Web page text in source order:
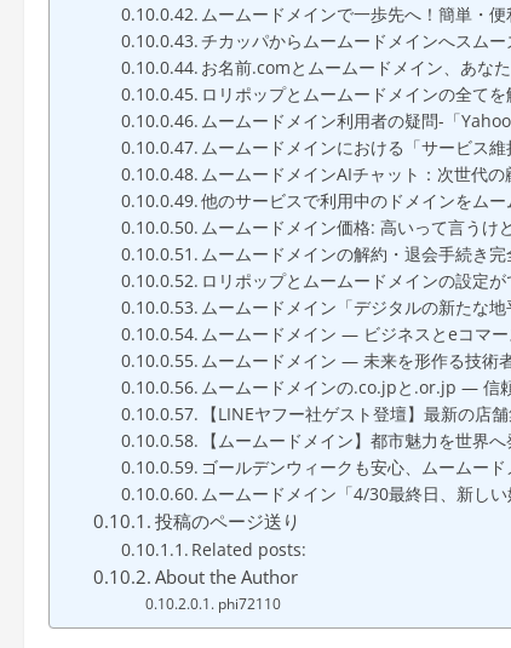
ムームードメインで一歩先へ！簡単・
チカッパからムームードメインへスム
お名前.comとムームードメイン、あな
ロリポップとムームードメインの全て
ムームードメイン利用者の疑問-「
ムームードメインにおける「サービス
ムームードメインAIチャット：次世代
他のサービスで利用中のドメインをム
ムームードメイン価格: 高いって言うけ
ムームードメインの解約・退会手続き完
ロリポップとムームードメインの設定
ムームードメイン「デジタルの新たな
ムームードメイン — ビジネスとeコマ
ムームードメイン — 未来を形作る技術
ムームードメインの.co.jpと.or.jp — 信
【LINEヤフー社ゲスト登壇】最新の店
【ムームードメイン】都市魅力を世界
ゴールデンウィークも安心、ムームー
ムームードメイン「4/30最終日、新し
投稿のページ送り
Related posts:
About the Author
phi72110